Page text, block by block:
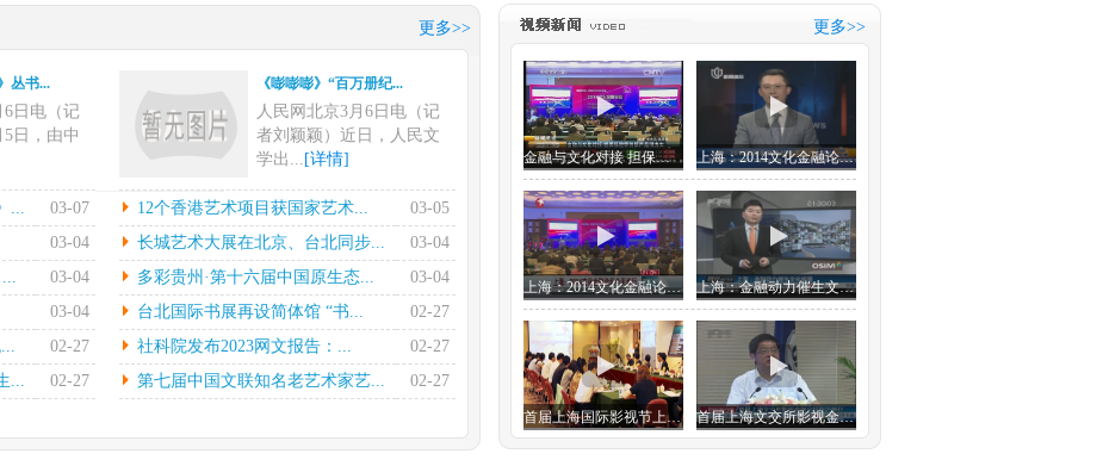
更多>>
丛书...
6日电（记
日，由中
《嘭嘭嘭》“百万册纪...
人民网北京3月6日电（记
者刘颖颖）近日，人民文
学出... [详情]
《梵...
日电在指
拉的率领
12个香港艺术项目获...
本报香港3月4日电（记者
陈然）国家艺术基金管理
中心...[详情]
题展...
27日电
张斐晔）2
长城艺术大展在北京、...
中新社北京2月28日电(徐雪
莹)黄埔情——两岸“和...
[详情]
... 03-07 12个香港艺术项目获国家艺术...
03-05
03-04 长城艺术大展在北京、台北同步...
03-04
03-04 多彩贵州·第十六届中国原生态...
03-04
03-04 台北国际书展再设简体馆 “书...
02-27
02-27 社科院发布2023网文报告：...
02-27
...
02-27 第七届中国文联知名老艺术家艺... 02-27
上海文化产权交易所中习文化金...
文化思金融 金融想文化
研讨推动文化产业大繁荣大发展
更多>>
金融与文化对接 担保保险等创新产品潜力大 上海：2014文化金融论坛今天举行
上海：2014文化金融论坛今天举行 上海：金融动力催生文化能量
首届上海国际影视节上海文交所影视金融论坛 首届上海文交所影视金融论坛在沪举行